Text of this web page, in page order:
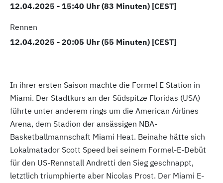
12.04.2025 - 15:40 Uhr (83 Minuten) [CEST]
Rennen
12.04.2025 - 20:05 Uhr (55 Minuten) [CEST]
In ihrer ersten Saison machte die Formel E Station in
Miami. Der Stadtkurs an der Südspitze Floridas (USA)
führte unter anderem rings um die American Airlines
Arena, dem Stadion der ansässigen NBA-
Basketballmannschaft Miami Heat. Beinahe hätte sich
Lokalmatador Scott Speed bei seinem Formel-E-Debüt
für den US-Rennstall Andretti den Sieg geschnappt,
letztlich triumphierte aber Nicolas Prost. Der Miami E-